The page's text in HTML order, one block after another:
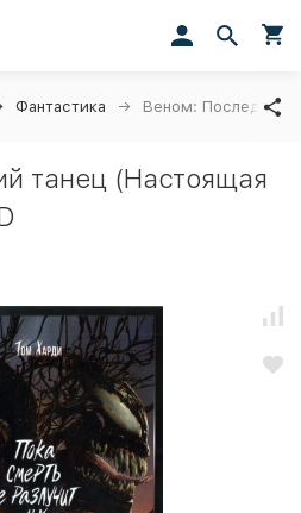
Фантастика Веном: Последний
танец (Настоящая